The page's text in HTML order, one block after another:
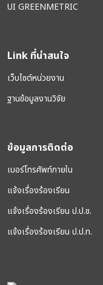
UI GREENMETRIC
Link ที่น่าสนใจ
เว็บไซต์หน่วยงาน
ฐานข้อมูลงานวิจัย
ข้อมูลการติดต่อ
เบอร์โทรศัพท์ภายใน
แจ้งเรื่องร้องเรียน
แจ้งเรื่องร้องเรียน ป.ป.ช.
แจ้งเรื่องร้องเรียน ป.ป.ท.